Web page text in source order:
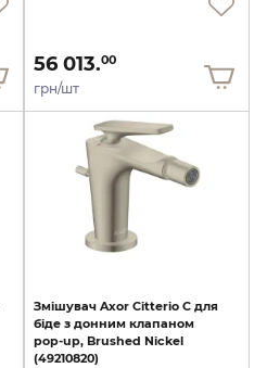
56 013.00
грн/шт
Змішувач Axor Citterio C для
біде з донним клапаном
pop-up, Brushed Nickel
(49210820)